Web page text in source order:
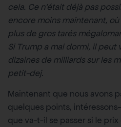
cela. Ce n’était déjà pas
encore moins maintenant,
plus de gros tarés
Si Trump a mal dormi, il peut
dizaines de milliards sur les
petit-dej.
Maintenant que nous avons
quelques points,
que va-t-il se passer si le